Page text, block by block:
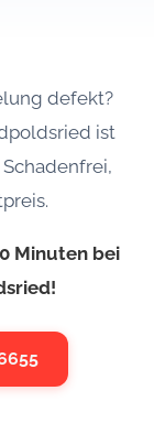
defekt?
ist
Minuten bei